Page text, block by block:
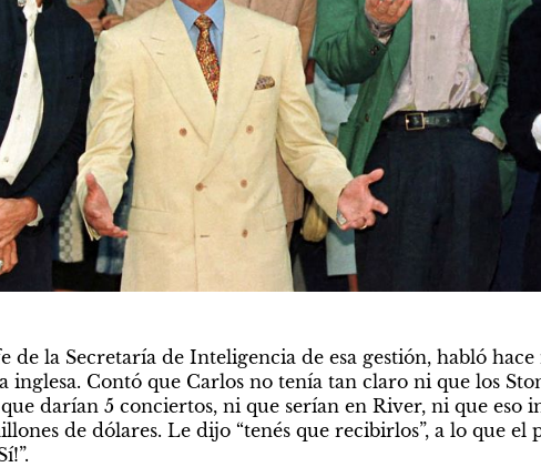
de la Secretaría de Inteligencia de esa gestión, habló
inglesa. Contó que Carlos no tenía tan claro ni que los
darían 5 conciertos, ni que serían en River, ni que eso
de dólares. Le dijo “tenés que recibirlos”, a lo que el